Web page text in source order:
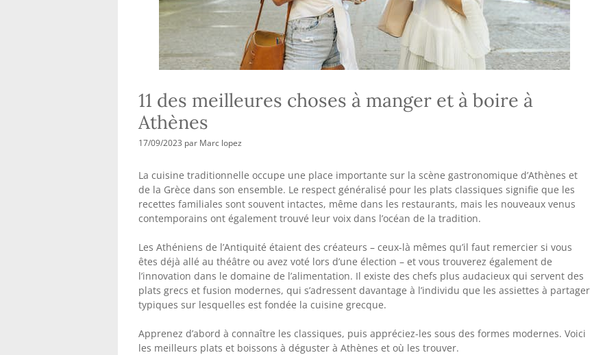
11 des meilleures choses à manger et à boire à
Athènes
17/09/2023 par Marc lopez
La cuisine traditionnelle occupe une place importante sur la scène gastronomique d’Athènes et
de la Grèce dans son ensemble. Le respect généralisé pour les plats classiques signifie que les
recettes familiales sont souvent intactes, même dans les restaurants, mais les nouveaux venus
contemporains ont également trouvé leur voix dans l’océan de la tradition.
Les Athéniens de l’Antiquité étaient des créateurs – ceux-là mêmes qu’il faut remercier si vous
êtes déjà allé au théâtre ou avez voté lors d’une élection – et vous trouverez également de
l’innovation dans le domaine de l’alimentation. Il existe des chefs plus audacieux qui servent des
plats grecs et fusion modernes, qui s’adressent davantage à l’individu que les assiettes à partager
typiques sur lesquelles est fondée la cuisine grecque.
Apprenez d’abord à connaître les classiques, puis appréciez-les sous des formes modernes. Voici
les meilleurs plats et boissons à déguster à Athènes et où les trouver.